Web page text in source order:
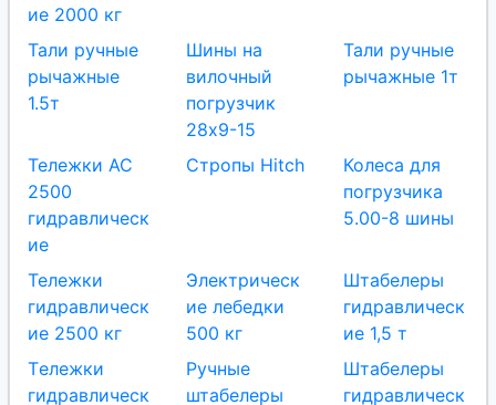
ие 2000 кг
Тали ручные
рычажные
1.5т
Шины на
вилочный
погрузчик
28х9-15
Тали ручные
рычажные 1т
Тележки AC
2500
гидравлическ
ие
Стропы Hitch
Колеса для
погрузчика
5.00-8 шины
Тележки
гидравлическ
ие 2500 кг
Электрическ
ие лебедки
500 кг
Штабелеры
гидравлическ
ие 1,5 т
Tележки
гидравлическ
Ручные
штабелеры
Штабелеры
гидравлическ